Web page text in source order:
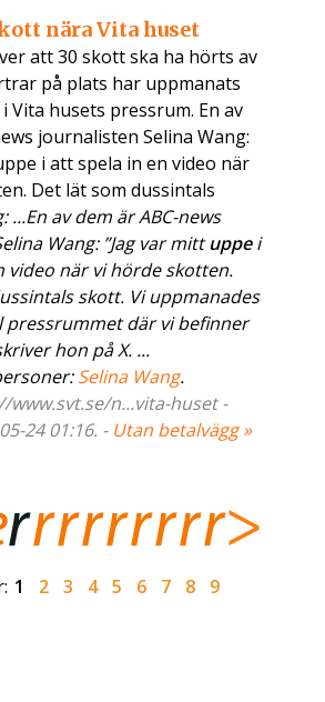
nära Vita huset
att 30 skott ska ha hörts av
på plats har uppmanats
Vita husets pressrum. En av
journalisten Selina Wang:
i att spela in en video när
Det lät som dussintals
...En av dem är ABC-news
Wang: ”Jag var mittuppei
video när vi hörde skotten.
skott. Vi uppmanades
pressrummet där vi befinner
hon på X. ...
Selina Wang.
www.svt.se/n...vita-huset -
24 01:16. - Utan betalvägg »
1 2 3 4 5 6 7 8 9